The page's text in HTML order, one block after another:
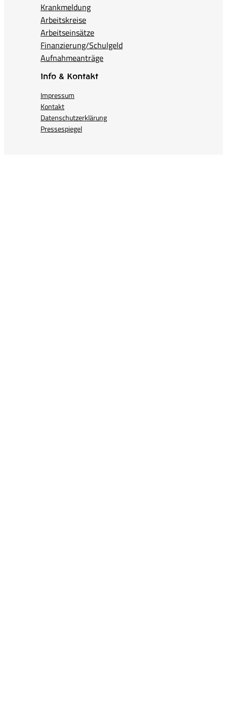
Krankmeldung
Arbeitskreise
Arbeitseinsätze
Finanzierung/Schulgeld
Aufnahmeanträge
Info & Kontakt
Impressum
Kontakt
Datenschutzerklärung
Pressespiegel